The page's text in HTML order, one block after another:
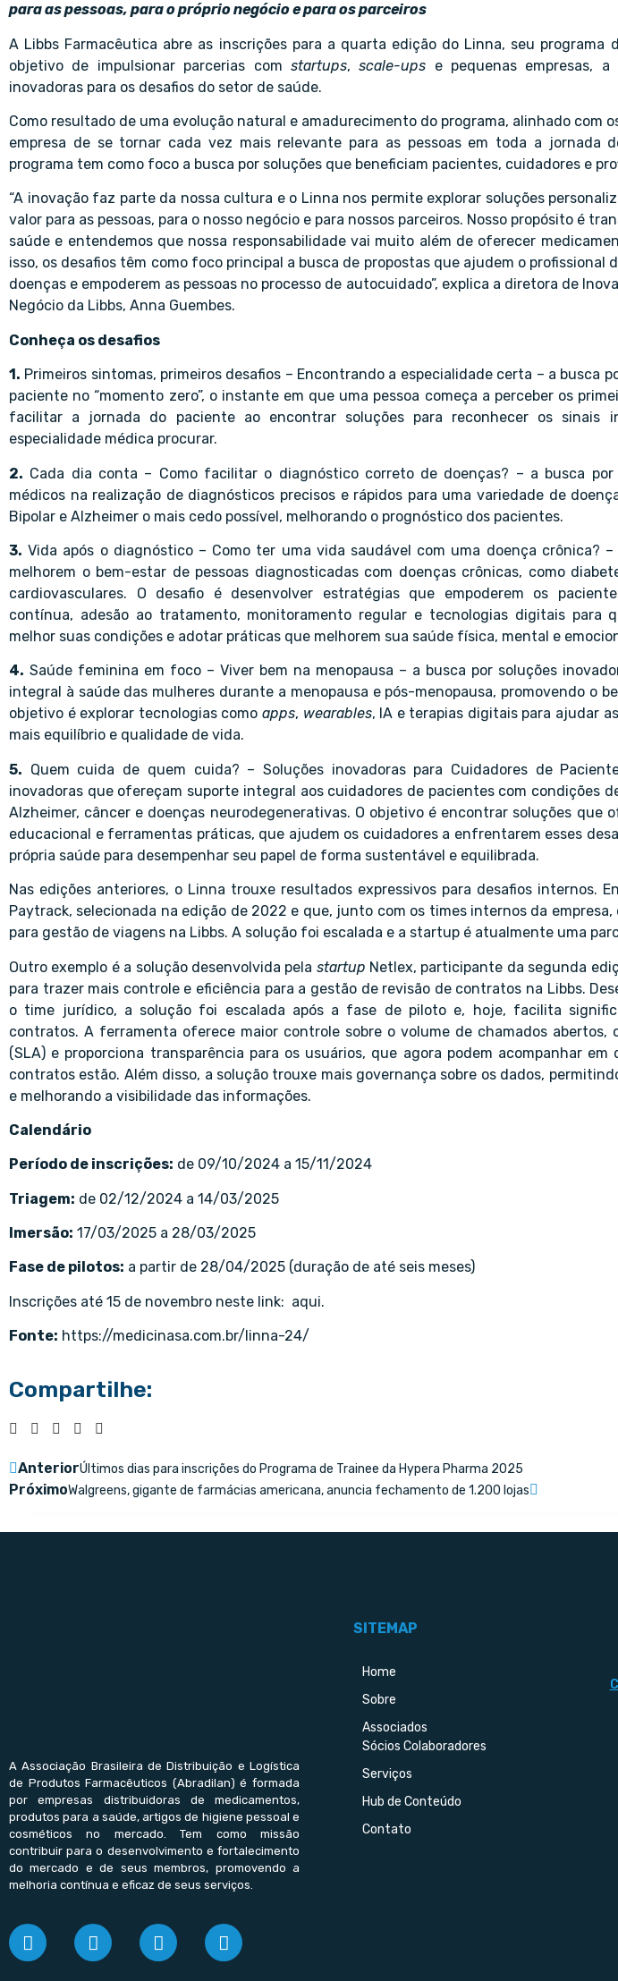
para as pessoas, para o próprio negócio e para os parceiros
A Libbs Farmacêutica abre as inscrições para a quarta edição do Linna, seu programa
objetivo de impulsionar parcerias com startups,scale-ups e pequenas empresas,
inovadoras para os desafios do setor de saúde.
Como resultado de uma evolução natural e amadurecimento do programa, alinhado com
empresa de se tornar cada vez mais relevante para as pessoas em toda a jornada
programa tem como foco a busca por soluções que beneficiam pacientes, cuidadores e
“A inovação faz parte da nossa cultura e o Linna nos permite explorar soluções
valor para as pessoas, para o nosso negócio e para nossos parceiros. Nosso propósito é
saúde e entendemos que nossa responsabilidade vai muito além de oferecer
isso, os desafios têm como foco principal a busca de propostas que ajudem o profissional
doenças e empoderem as pessoas no processo de autocuidado”, explica a diretora de
Negócio da Libbs, Anna Guembes.
Conheça os desafios
1. Primeiros sintomas, primeiros desafios – Encontrando a especialidade certa – a busca
paciente no “momento zero”, o instante em que uma pessoa começa a perceber os
facilitar a jornada do paciente ao encontrar soluções para reconhecer os sinais
especialidade médica procurar.
2. Cada dia conta – Como facilitar o diagnóstico correto de doenças? – a busca por
médicos na realização de diagnósticos precisos e rápidos para uma variedade de
Bipolar e Alzheimer o mais cedo possível, melhorando o prognóstico dos pacientes.
3. Vida após o diagnóstico – Como ter uma vida saudável com uma doença crônica?
melhorem o bem-estar de pessoas diagnosticadas com doenças crônicas, como
cardiovasculares. O desafio é desenvolver estratégias que empoderem os
contínua, adesão ao tratamento, monitoramento regular e tecnologias digitais para
melhor suas condições e adotar práticas que melhorem sua saúde física, mental e
4. Saúde feminina em foco – Viver bem na menopausa – a busca por soluções
integral à saúde das mulheres durante a menopausa e pós-menopausa, promovendo o
objetivo é explorar tecnologias como apps, wearables, IA e terapias digitais para ajudar
mais equilíbrio e qualidade de vida.
5. Quem cuida de quem cuida? – Soluções inovadoras para Cuidadores de
inovadoras que ofereçam suporte integral aos cuidadores de pacientes com condições
Alzheimer, câncer e doenças neurodegenerativas. O objetivo é encontrar soluções que
educacional e ferramentas práticas, que ajudem os cuidadores a enfrentarem esses
própria saúde para desempenhar seu papel de forma sustentável e equilibrada.
Nas edições anteriores, o Linna trouxe resultados expressivos para desafios internos.
Paytrack, selecionada na edição de 2022 e que, junto com os times internos da
para gestão de viagens na Libbs. A solução foi escalada e a startup é atualmente uma
Outro exemplo é a solução desenvolvida pela startup Netlex, participante da segunda
para trazer mais controle e eficiência para a gestão de revisão de contratos na Libbs.
o time jurídico, a solução foi escalada após a fase de piloto e, hoje, facilita
contratos. A ferramenta oferece maior controle sobre o volume de chamados abertos,
(SLA) e proporciona transparência para os usuários, que agora podem acompanhar
contratos estão. Além disso, a solução trouxe mais governança sobre os dados,
e melhorando a visibilidade das informações.
Calendário
Período de inscrições: de 09/10/2024 a 15/11/2024
Triagem: de 02/12/2024 a 14/03/2025
Imersão: 17/03/2025 a 28/03/2025
Fase de pilotos: a partir de 28/04/2025 (duração de até seis meses)
Inscrições até 15 de novembro neste link: aqui.
Fonte: https://medicinasa.com.br/linna-24/
Compartilhe:
AnteriorÚltimos dias para inscrições do Programa de Trainee da Hypera Pharma 2025
PróximoWalgreens, gigante de farmácias americana, anuncia fechamento de 1.200 lojas
A Associação Brasileira de Distribuição e Logística
de Produtos Farmacêuticos (Abradilan) é formada
por empresas distribuidoras de medicamentos,
produtos para a saúde, artigos de higiene pessoal e
cosméticos no mercado. Tem como missão
contribuir para o desenvolvimento e fortalecimento
do mercado e de seus membros, promovendo a
melhoria contínua e eficaz de seus serviços.
SITEMAP
Home
Sobre
Associados
Sócios Colaboradores
Serviços
Hub de Conteúdo
Contato